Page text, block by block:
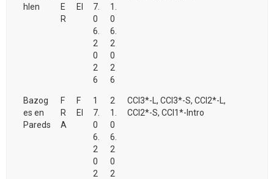
hlen
E
R
EI
7.
0
6.
2
0
2
6
1.
0
6.
2
0
2
6
Bazog
es en
Pareds
F
R
A
F
EI
1
7.
0
6.
2
0
2
2
1.
0
6.
2
0
2
CCI3*-L, CCI3*-S, CCI2*-L,
CCI2*-S, CCI1*-Intro